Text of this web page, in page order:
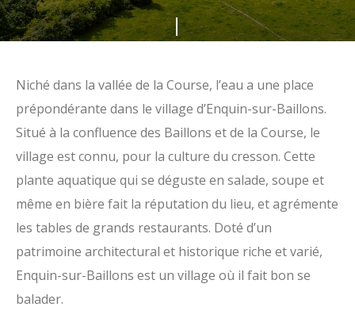
s
m
d
u
H
a
u
t
P
a
y
s
F
e
s
i
Niché dans la vallée de la Course, l’eau a une place
prépondérante dans le village d’Enquin-sur-Baillons.
Situé à la confluence des Baillons et de la Course, le
village est connu, pour la culture du cresson. Cette
plante aquatique qui se déguste en salade, soupe et
même en bière fait la réputation du lieu, et agrémente
les tables de grands restaurants. Doté d’un
patrimoine architectural et historique riche et varié,
Enquin-sur-Baillons est un village où il fait bon se
balader.